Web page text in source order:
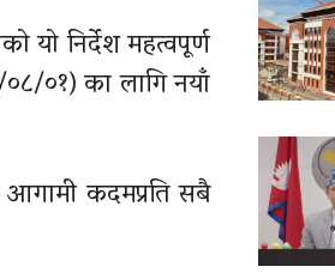
यो निर्देश महत्वपूर्ण
०१) का लागि नयाँ
आगामी कदमप्रति सबै